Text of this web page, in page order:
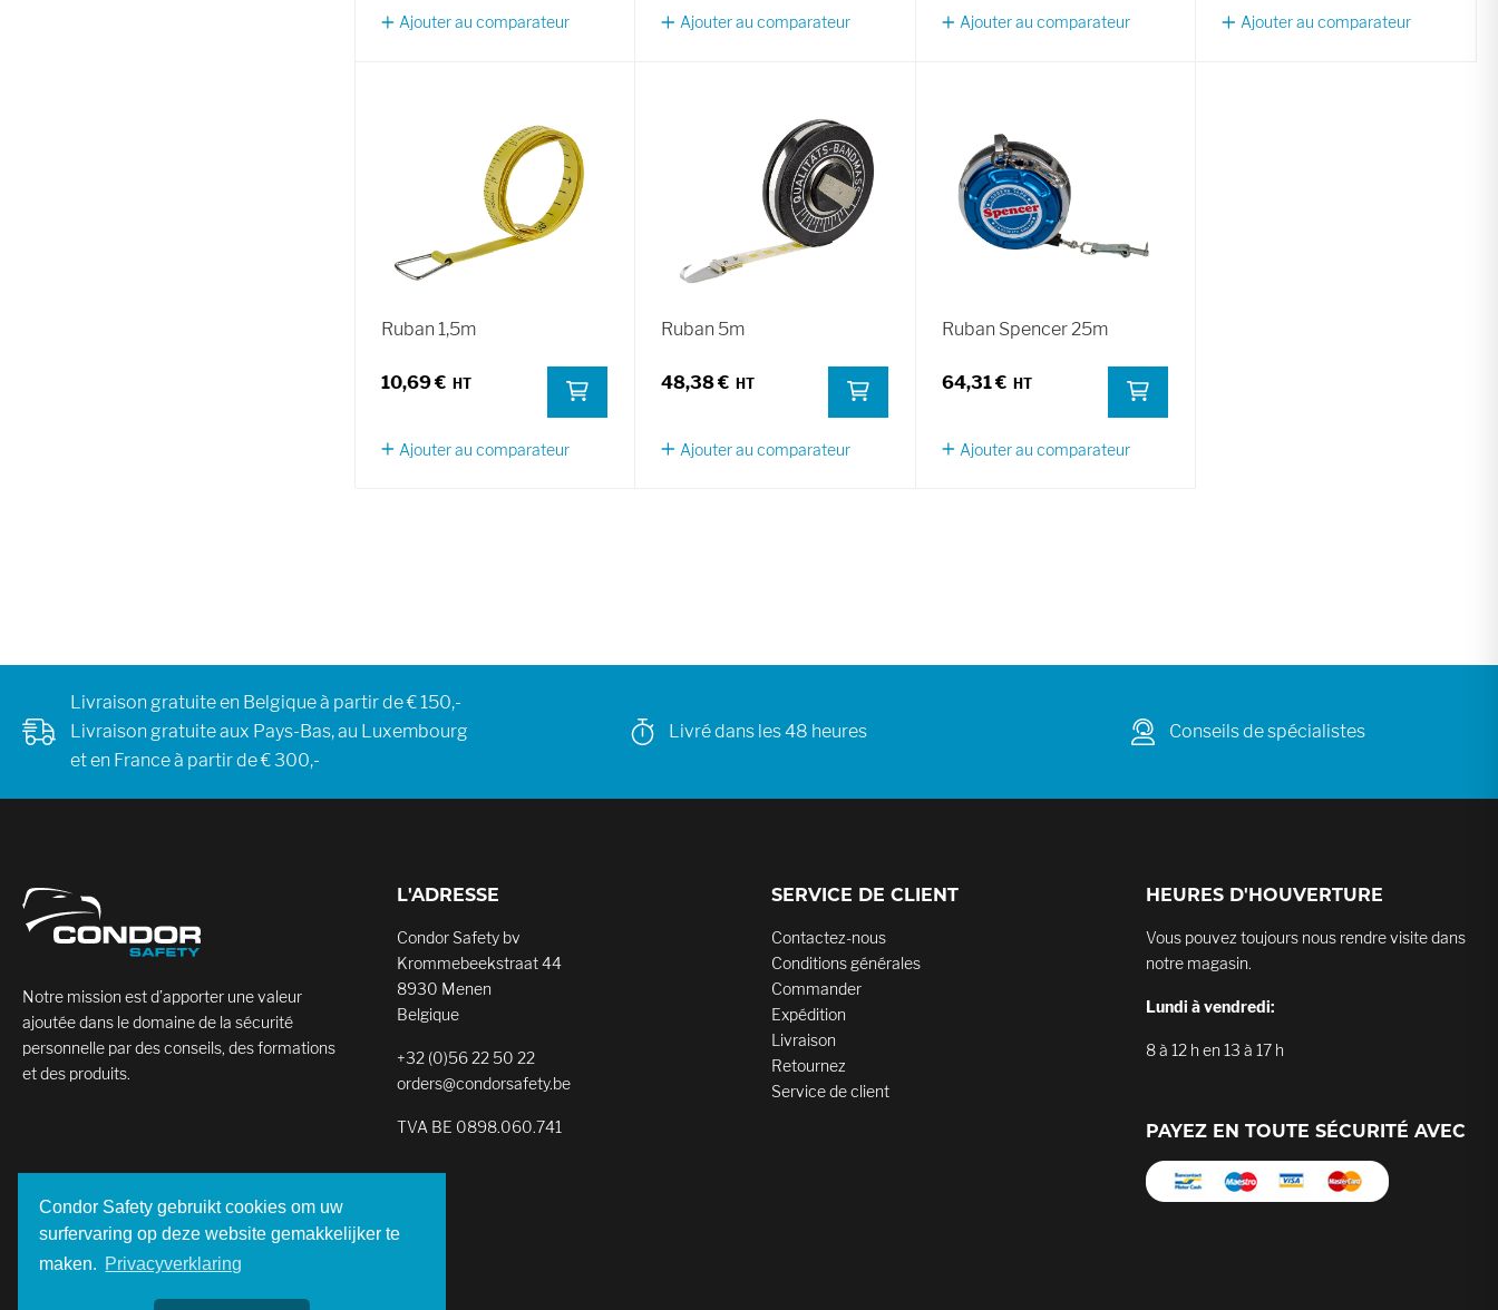
Condor Safety gebruikt cookies om uw
surfervaring op deze website gemakkelijker te
maken. Privacyverklaring
Ajouter au comparateur Ajouter au comparateur Ajouter au comparateur Ajouter au comparateur
Ruban 1,5m
10,69 €
Ajouter au comparateur
Ruban 5m
48,38 €
Ajouter au comparateur
Ruban Spencer 25m
64,31 €
Ajouter au comparateur
Livraison gratuite en Belgique à partir de € 150,-
Livraison gratuite aux Pays-Bas, au Luxembourg
et en France à partir de € 300,-
Livré dans les 48 heures Conseils de spécialistes
Notre mission est d’apporter une valeur
ajoutée dans le domaine de la sécurité
personnelle par des conseils, des formations
et des produits.
L'ADRESSE
Condor Safety bv
Krommebeekstraat 44
8930 Menen
Belgique
+32 (0)56 22 50 22
orders@condorsafety.be
TVA BE 0898.060.741
SERVICE DE CLIENT
Contactez-nous
Conditions générales
Commander
Expédition
Livraison
Retournez
Service de client
HEURES D'HOUVERTURE
Vous pouvez toujours nous rendre visite dans
notre magasin.
Lundi à vendredi:
8 à 12 h en 13 à 17 h
PAYEZ EN TOUTE SÉCURITÉ AVEC